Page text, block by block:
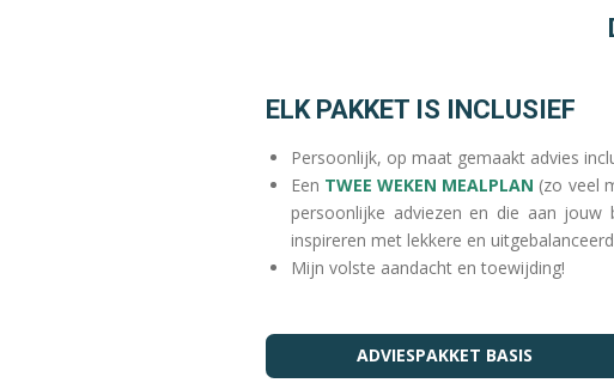
ELK PAKKET IS INCLUSIEF
Persoonlijk, op maat gemaakt advies
Een TWEE WEKEN MEALPLAN (zo veel
persoonlijke adviezen en die aan
inspireren met lekkere en
Mijn volste aandacht en toewijding!
ADVIESPAKKET BASIS